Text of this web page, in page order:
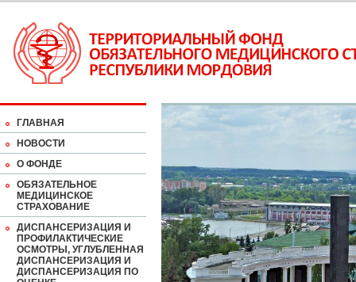
ГЛАВНАЯ
НОВОСТИ
О ФОНДЕ
ОБЯЗАТЕЛЬНОЕ
МЕДИЦИНСКОЕ
СТРАХОВАНИЕ
ДИСПАНСЕРИЗАЦИЯ И
ПРОФИЛАКТИЧЕСКИЕ
ОСМОТРЫ, УГЛУБЛЕННАЯ
ДИСПАНСЕРИЗАЦИЯ И
ДИСПАНСЕРИЗАЦИЯ ПО